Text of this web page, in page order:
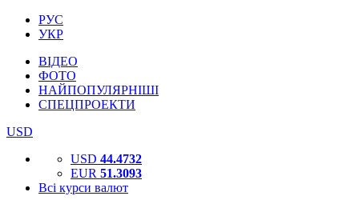
РУС
УКР
ВІДЕО
ФОТО
НАЙПОПУЛЯРНІШІ
СПЕЦПРОЕКТИ
USD
USD 44.4732
EUR 51.3093
Всі курси валют